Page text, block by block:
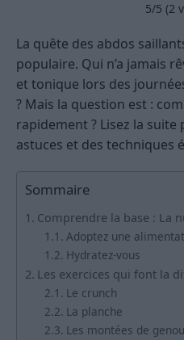
5/5 (2
La quête des abdos
populaire. Qui n’a jamais
et tonique lors des
? Mais la question est :
rapidement ? Lisez la
astuces et des techniques
Sommaire
Comprendre la base : La
Adoptez une
Hydratez-vous
Les exercices qui font la
Le crunch
La planche
Les montées de